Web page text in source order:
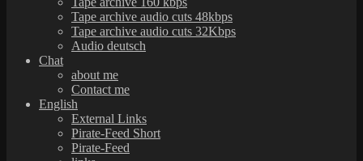
Tape archive audio cuts 48kbps
Tape archive audio cuts 32Kbps
Audio deutsch
Chat
about me
Contact me
English
External Links
Pirate-Feed Short
Pirate-Feed